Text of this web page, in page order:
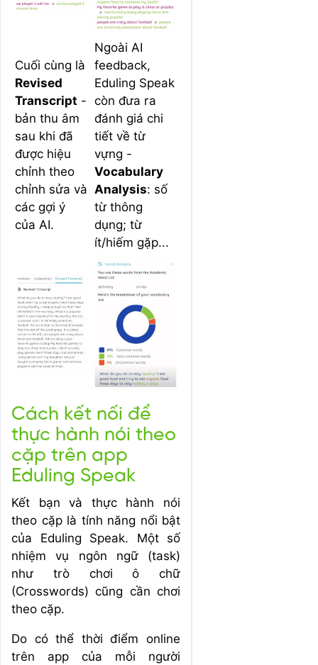
Cuối cùng là
Revised
Transcript -
bản thu âm
sau khi đã
được hiệu
chỉnh theo
chỉnh sửa và
các gợi ý
của AI.
Ngoài AI
feedback,
Eduling Speak
còn đưa ra
đánh giá chi
tiết về từ
vựng -
Vocabulary
Analysis: số
từ thông
dụng; từ
ít/hiếm gặp...
Cách kết nối để
thực hành nói theo
cặp trên app
Eduling Speak
Kết bạn và thực hành nói
theo cặp là tính năng nổi bật
của Eduling Speak. Một số
nhiệm vụ ngôn ngữ (task)
như trò chơi ô chữ
(Crosswords) cũng cần chơi
theo cặp.
Do có thể thời điểm online
trên app của mỗi người